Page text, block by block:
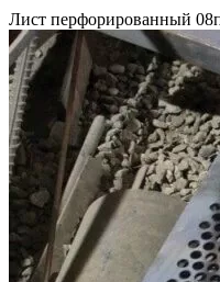
Лист перфорированный